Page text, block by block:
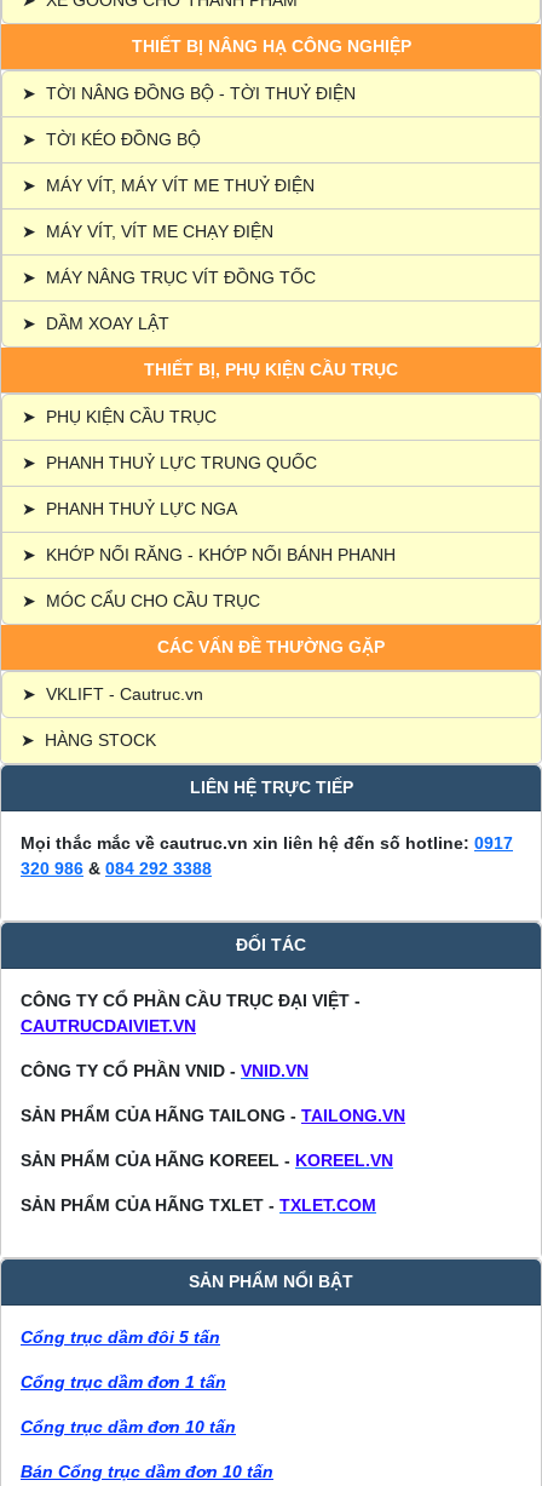
THIẾT BỊ NÂNG HẠ CÔNG NGHIỆP
➤ TỜI NÂNG ĐỒNG BỘ - TỜI THUỶ ĐIỆN
➤ TỜI KÉO ĐỒNG BỘ
➤ MÁY VÍT, MÁY VÍT ME THUỶ ĐIỆN
➤ MÁY VÍT, VÍT ME CHẠY ĐIỆN
➤ MÁY NÂNG TRỤC VÍT ĐỒNG TỐC
➤ DẦM XOAY LẬT
THIẾT BỊ, PHỤ KIỆN CẦU TRỤC
➤ PHỤ KIỆN CẦU TRỤC
➤ PHANH THUỶ LỰC TRUNG QUỐC
➤ PHANH THUỶ LỰC NGA
➤ KHỚP NỐI RĂNG - KHỚP NỐI BÁNH PHANH
➤ MÓC CẨU CHO CẦU TRỤC
CÁC VẤN ĐỀ THƯỜNG GẶP
➤ VKLIFT - Cautruc.vn
➤ HÀNG STOCK
LIÊN HỆ TRỰC TIẾP
Mọi thắc mắc về cautruc.vn xin liên hệ đến số hotline: 0917
320 986 & 084 292 3388
ĐỐI TÁC
CÔNG TY CỔ PHẦN CẦU TRỤC ĐẠI VIỆT -
CAUTRUCDAIVIET.VN
CÔNG TY CỔ PHẦN VNID - VNID.VN
SẢN PHẨM CỦA HÃNG TAILONG - TAILONG.VN
SẢN PHẨM CỦA HÃNG KOREEL - KOREEL.VN
SẢN PHẨM CỦA HÃNG TXLET - TXLET.COM
SẢN PHẨM NỔI BẬT
Cổng trục dầm đôi 5 tấn
Cổng trục dầm đơn 1 tấn
Cổng trục dầm đơn 10 tấn
Bán Cổng trục dầm đơn 10 tấn